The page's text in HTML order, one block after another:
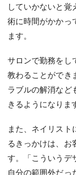
していかないと覚
術に時間がかかっ
ます。
サロンで勤務をし
教わることができ
ラブルの解消など
きるようになりま
また、ネイリスト
るきっかけは、お
す。「こういうデ
自分の範囲外だっ